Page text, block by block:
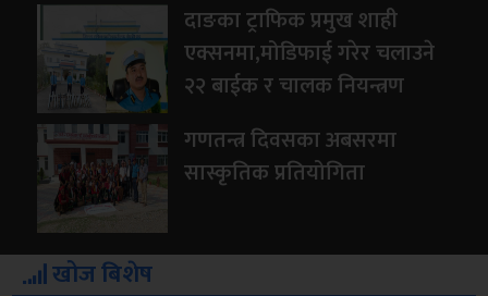
दाङका ट्राफिक प्रमुख शाही
एक्सनमा,मोडिफाई गरेर चलाउने
२२ बाईक र चालक नियन्त्रण
गणतन्त्र दिवसका अबसरमा
सास्कृतिक प्रतियोगिता
खोज बिशेष